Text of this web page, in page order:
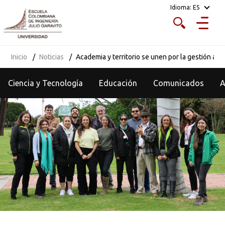
Idioma: ES
Inicio Noticias Academia y territorio se unen por la gestión
Ciencia y Tecnología Educación Comunicados